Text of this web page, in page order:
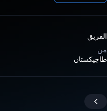
الفريق
من
طاجيكستان